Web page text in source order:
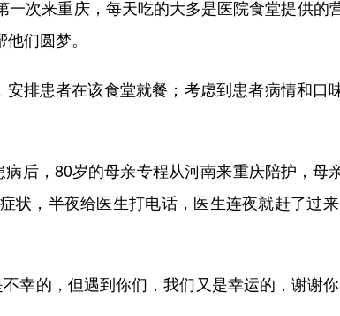
次来重庆，每天吃的大多是医院食堂提供的
们圆梦。
排患者在该食堂就餐；考虑到患者病情和口
，80岁的母亲专程从河南来重庆陪护，母
状，半夜给医生打电话，医生连夜就赶了过
的，但遇到你们，我们又是幸运的，谢谢